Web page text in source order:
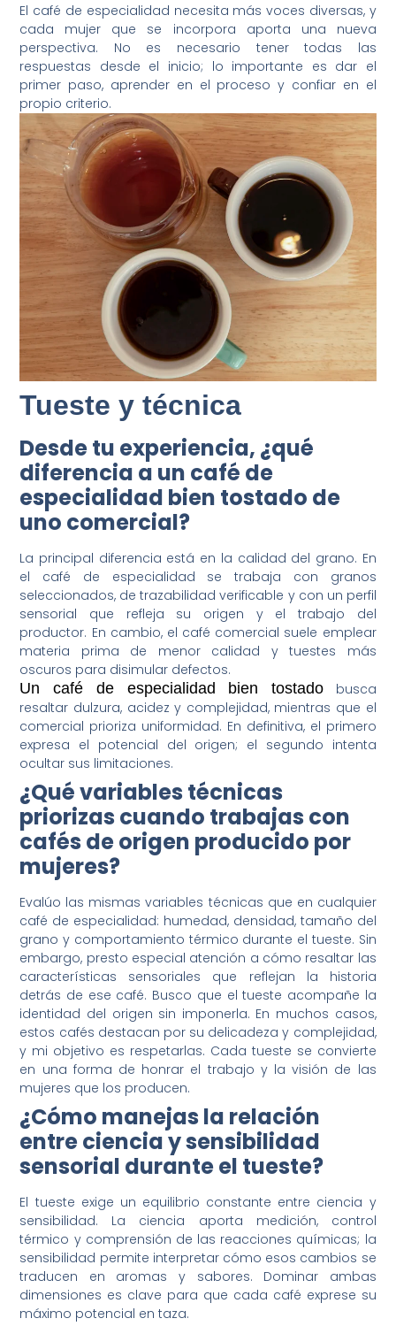
El café de especialidad necesita más voces diversas, y
cada mujer que se incorpora aporta una nueva
perspectiva. No es necesario tener todas las
respuestas desde el inicio; lo importante es dar el
primer paso, aprender en el proceso y confiar en el
propio criterio.
Tueste y técnica
Desde tu experiencia, ¿qué
diferencia a un café de
especialidad bien tostado de
uno comercial?
La principal diferencia está en la calidad del grano. En
el café de especialidad se trabaja con granos
seleccionados, de trazabilidad verificable y con un perfil
sensorial que refleja su origen y el trabajo del
productor. En cambio, el café comercial suele emplear
materia prima de menor calidad y tuestes más
oscuros para disimular defectos.
Un café de especialidad bien tostadobusca
resaltar dulzura, acidez y complejidad, mientras que el
comercial prioriza uniformidad. En definitiva, el primero
expresa el potencial del origen; el segundo intenta
ocultar sus limitaciones.
¿Qué variables técnicas
priorizas cuando trabajas con
cafés de origen producido por
mujeres?
Evalúo las mismas variables técnicas que en cualquier
café de especialidad: humedad, densidad, tamaño del
grano y comportamiento térmico durante el tueste. Sin
embargo, presto especial atención a cómo resaltar las
características sensoriales que reflejan la historia
detrás de ese café. Busco que el tueste acompañe la
identidad del origen sin imponerla. En muchos casos,
estos cafés destacan por su delicadeza y complejidad,
y mi objetivo es respetarlas. Cada tueste se convierte
en una forma de honrar el trabajo y la visión de las
mujeres que los producen.
¿Cómo manejas la relación
entre ciencia y sensibilidad
sensorial durante el tueste?
El tueste exige un equilibrio constante entre ciencia y
sensibilidad. La ciencia aporta medición, control
térmico y comprensión de las reacciones químicas; la
sensibilidad permite interpretar cómo esos cambios se
traducen en aromas y sabores. Dominar ambas
dimensiones es clave para que cada café exprese su
máximo potencial en taza.